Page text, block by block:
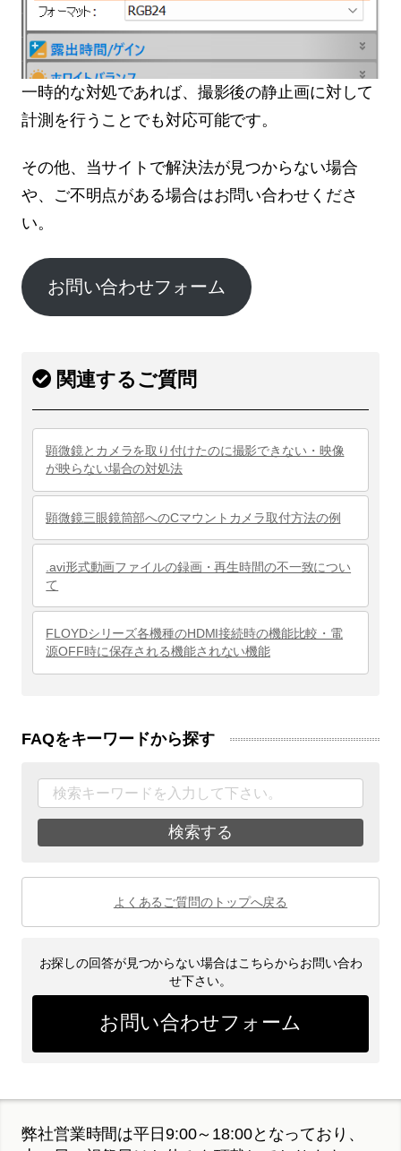
一時的な対処であれば、撮影後の静止画に対して
計測を行うことでも対応可能です。
その他、当サイトで解決法が見つからない場合
や、ご不明点がある場合はお問い合わせくださ
い。
お問い合わせフォーム
関連するご質問
顕微鏡とカメラを取り付けたのに撮影できない・映像
が映らない場合の対処法
顕微鏡三眼鏡筒部へのCマウントカメラ取付方法の例
.avi形式動画ファイルの録画・再生時間の不一致につい
て
FLOYDシリーズ各機種のHDMI接続時の機能比較・電
源OFF時に保存される機能されない機能
FAQをキーワードから探す
検索する
よくあるご質問のトップへ戻る
お探しの回答が見つからない場合はこちらからお問い合わ
せ下さい。
お問い合わせフォーム
弊社営業時間は平日9:00～18:00となっており、